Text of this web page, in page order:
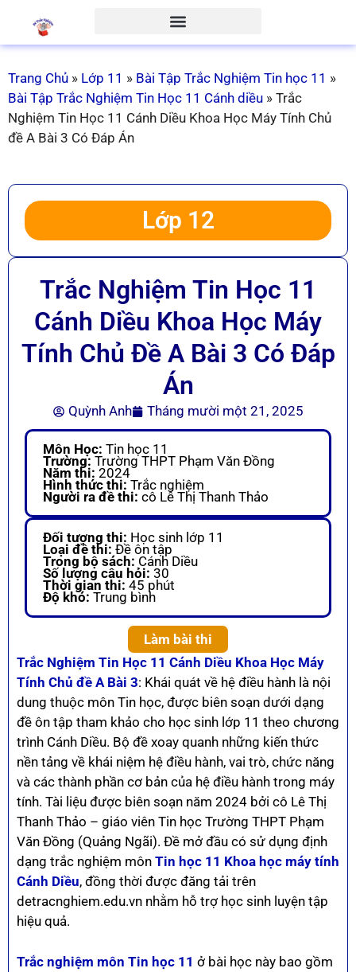
Trang Chủ » Lớp 11 » Bài Tập Trắc Nghiệm Tin học 11 »
Bài Tập Trắc Nghiệm Tin Học 11 Cánh diều » Trắc
Nghiệm Tin Học 11 Cánh Diều Khoa Học Máy Tính Chủ
đề A Bài 3 Có Đáp Án
Lớp 12
Trắc Nghiệm Tin Học 11
Cánh Diều Khoa Học Máy
Tính Chủ Đề A Bài 3 Có Đáp
Án
Quỳnh Anh Tháng mười một 21, 2025
Môn Học: Tin học 11
Trường: Trường THPT Phạm Văn Đồng
Năm thi: 2024
Hình thức thi: Trắc nghiệm
Người ra đề thi: cô Lê Thị Thanh Thảo
Đối tượng thi: Học sinh lớp 11
Loại đề thi: Đề ôn tập
Trong bộ sách: Cánh Diều
Số lượng câu hỏi: 30
Thời gian thi: 45 phút
Độ khó: Trung bình
Làm bài thi
Trắc Nghiệm Tin Học 11 Cánh Diều Khoa Học Máy
Tính Chủ đề A Bài 3: Khái quát về hệ điều hành là nội
dung thuộc môn Tin học, được biên soạn dưới dạng
đề ôn tập tham khảo cho học sinh lớp 11 theo chương
trình Cánh Diều. Bộ đề xoay quanh những kiến thức
nền tảng về khái niệm hệ điều hành, vai trò, chức năng
và các thành phần cơ bản của hệ điều hành trong máy
tính. Tài liệu được biên soạn năm 2024 bởi cô Lê Thị
Thanh Thảo – giáo viên Tin học Trường THPT Phạm
Văn Đồng (Quảng Ngãi). Đề mở đầu có sử dụng định
dạng trắc nghiệm môn Tin học 11 Khoa học máy tính
Cánh Diều, đồng thời được đăng tải trên
detracnghiem.edu.vn nhằm hỗ trợ học sinh luyện tập
hiệu quả.
Trắc nghiệm môn Tin học 11 ở bài học này bao gồm